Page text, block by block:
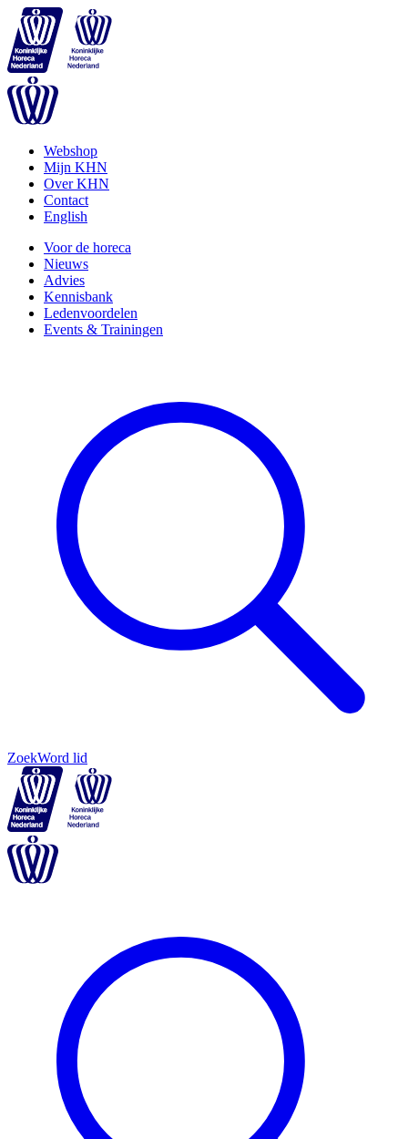
Webshop
Mijn KHN
Over KHN
Contact
English
Voor de horeca
Nieuws
Advies
Kennisbank
Ledenvoordelen
Events & Trainingen
ZoekWord lid